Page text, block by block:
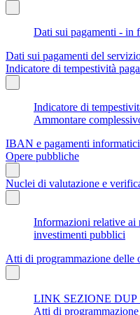
Dati sui pagamenti - in
Dati sui pagamenti del
Indicatore di tempestività
Indicatore di
Ammontare
IBAN e pagamenti informatici
Opere pubbliche
Nuclei di valutazione e
Informazioni relative ai
investimenti pubblici
Atti di programmazione delle
LINK SEZIONE DUP
Atti di